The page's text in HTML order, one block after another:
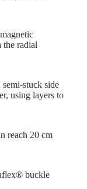
the radial
stuck side
using layers to
reach 20 cm
buckle